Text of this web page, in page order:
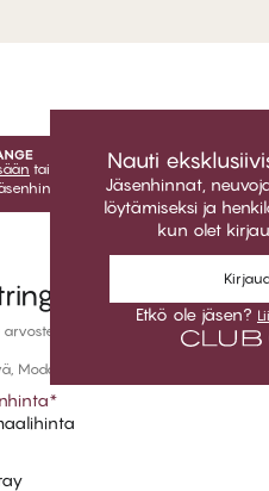
Nauti
Jäsenhinnat,
löytämiseksi ja
kun olet
Etkö ole jäsen?
tai liity jäseneksi ilmaiseksi ja saat
ovat voimassa vain kun
arvostelut
Modaali
*